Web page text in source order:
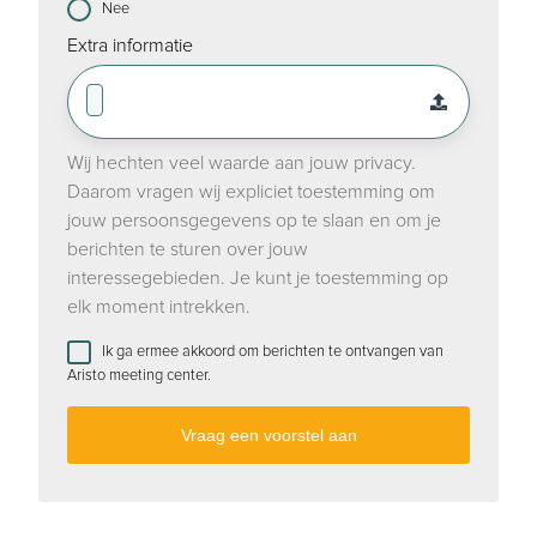
Nee
Extra informatie
Wij hechten veel waarde aan jouw privacy.
Daarom vragen wij expliciet toestemming om
jouw persoonsgegevens op te slaan en om je
berichten te sturen over jouw
interessegebieden. Je kunt je toestemming op
elk moment intrekken.
Ik ga ermee akkoord om berichten te ontvangen van
Aristo meeting center.